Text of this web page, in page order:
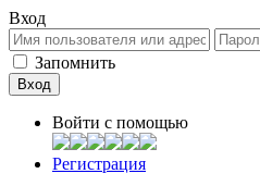
Вход
Запомнить
Войти c помощью
Регистрация